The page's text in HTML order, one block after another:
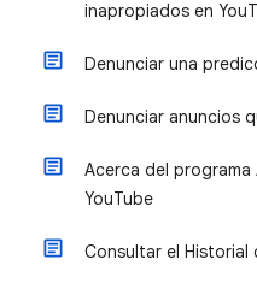
inapropiados en
Denunciar una
Denunciar anuncios
Acerca del
YouTube
Consultar el Historial